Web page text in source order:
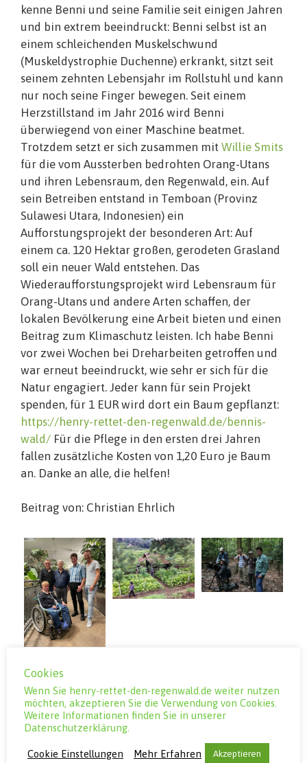
kenne Benni und seine Familie seit einigen Jahren
und bin extrem beeindruckt: Benni selbst ist an
einem schleichenden Muskelschwund
(Muskeldystrophie Duchenne) erkrankt, sitzt seit
seinem zehnten Lebensjahr im Rollstuhl und kann
nur noch seine Finger bewegen. Seit einem
Herzstillstand im Jahr 2016 wird Benni
überwiegend von einer Maschine beatmet.
Trotzdem setzt er sich zusammen mit Willie Smits
für die vom Aussterben bedrohten Orang-Utans
und ihren Lebensraum, den Regenwald, ein. Auf
sein Betreiben entstand in Temboan (Provinz
Sulawesi Utara, Indonesien) ein
Aufforstungsprojekt der besonderen Art: Auf
einem ca. 120 Hektar großen, gerodeten Grasland
soll ein neuer Wald entstehen. Das
Wiederaufforstungsprojekt wird Lebensraum für
Orang-Utans und andere Arten schaffen, der
lokalen Bevölkerung eine Arbeit bieten und einen
Beitrag zum Klimaschutz leisten. Ich habe Benni
vor zwei Wochen bei Dreharbeiten getroffen und
war erneut beeindruckt, wie sehr er sich für die
Natur engagiert. Jeder kann für sein Projekt
spenden, für 1 EUR wird dort ein Baum gepflanzt:
https://henry-rettet-den-regenwald.de/bennis-
wald/ Für die Pflege in den ersten drei Jahren
fallen zusätzliche Kosten von 1,20 Euro je Baum
an. Danke an alle, die helfen!
Beitrag von: Christian Ehrlich
rechts: Benni
und Klaus Over,
Frank Elstner,
Willie Smits und
Cookies
Wenn Sie henry-rettet-den-regenwald.de weiter nutzen
möchten, akzeptieren Sie die Verwendung von Cookies.
Weitere Informationen finden Sie in unserer
Datenschutzerklärung.
Cookie Einstellungen Mehr Erfahren Akzeptieren